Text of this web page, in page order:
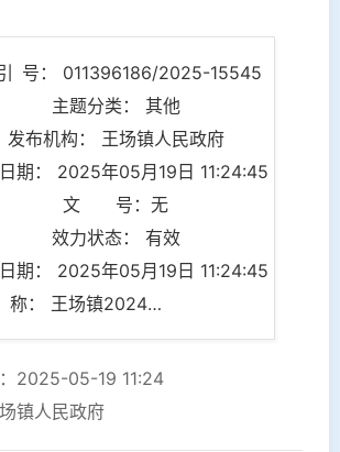
号： 011396186/2025-15545
主题分类： 其他
发布机构： 王场镇人民政府
期： 2025年05月19日 11:24:45
文 号：无
效力状态： 有效
期： 2025年05月19日 11:24:45
名 称： 王场镇2024年重大行政决策事项
2025-05-19 11:24
镇人民政府